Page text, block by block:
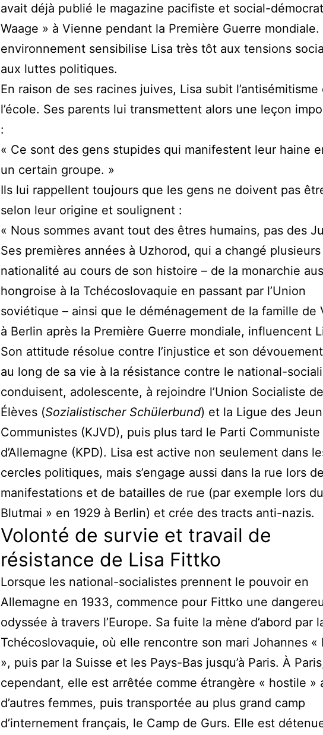
avait déjà publié le magazine pacifiste et social-
Waage » à Vienne pendant la Première Guerre
environnement sensibilise Lisa très tôt aux tensions
aux luttes politiques.
En raison de ses racines juives, Lisa subit l’antisémitisme
l’école. Ses parents lui transmettent alors une leçon
:
« Ce sont des gens stupides qui manifestent leur haine
un certain groupe. »
Ils lui rappellent toujours que les gens ne doivent pas
selon leur origine et soulignent :
« Nous sommes avant tout des êtres humains, pas des
Ses premières années à Uzhorod, qui a changé
nationalité au cours de son histoire – de la monarchie
hongroise à la Tchécoslovaquie en passant par l’Union
soviétique – ainsi que le déménagement de la famille de
à Berlin après la Première Guerre mondiale, influencent
Son attitude résolue contre l’injustice et son
au long de sa vie à la résistance contre le national-
conduisent, adolescente, à rejoindre l’Union Socialiste
Élèves (Sozialistischer Schülerbund) et la Ligue des
Communistes (KJVD), puis plus tard le Parti Communiste
d’Allemagne (KPD). Lisa est active non seulement dans
cercles politiques, mais s’engage aussi dans la rue lors de
manifestations et de batailles de rue (par exemple lors
Blutmai » en 1929 à Berlin) et crée des tracts anti-nazis.
Volonté de survie et travail de
résistance de Lisa Fittko
Lorsque les national-socialistes prennent le pouvoir en
Allemagne en 1933, commence pour Fittko une
odyssée à travers l’Europe. Sa fuite la mène d’abord par
Tchécoslovaquie, où elle rencontre son mari Johannes «
», puis par la Suisse et les Pays-Bas jusqu’à Paris. À
cependant, elle est arrêtée comme étrangère « hostile »
d’autres femmes, puis transportée au plus grand camp
d’internement français, le Camp de Gurs. Elle est